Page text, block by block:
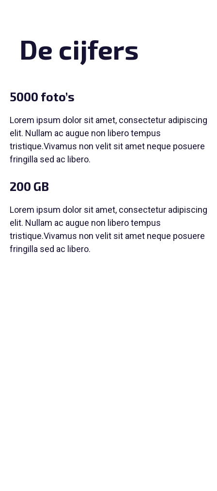
De cijfers
5000 foto’s
Lorem ipsum dolor sit amet, consectetur adipiscing
elit. Nullam ac augue non libero tempus
tristique.Vivamus non velit sit amet neque posuere
fringilla sed ac libero.
200 GB
Lorem ipsum dolor sit amet, consectetur adipiscing
elit. Nullam ac augue non libero tempus
tristique.Vivamus non velit sit amet neque posuere
fringilla sed ac libero.